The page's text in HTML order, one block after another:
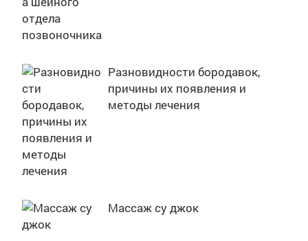
Разновидности бородавок,
причины их появления и
методы лечения
Массаж су джок